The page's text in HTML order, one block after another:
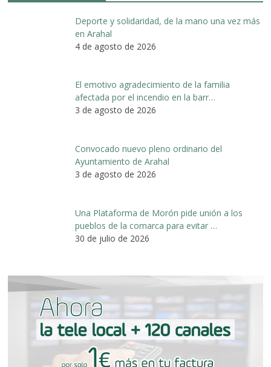
Deporte y solidaridad, de la mano una vez más
en Arahal
4 de agosto de 2026
El emotivo agradecimiento de la familia
afectada por el incendio en la barr…
3 de agosto de 2026
Convocado nuevo pleno ordinario del
Ayuntamiento de Arahal
3 de agosto de 2026
Una Plataforma de Morón pide unión a los
pueblos de la comarca para evitar …
30 de julio de 2026